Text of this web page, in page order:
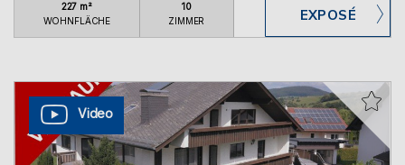
227 m²
WOHNFLÄCHE
10
ZIMMER
Video